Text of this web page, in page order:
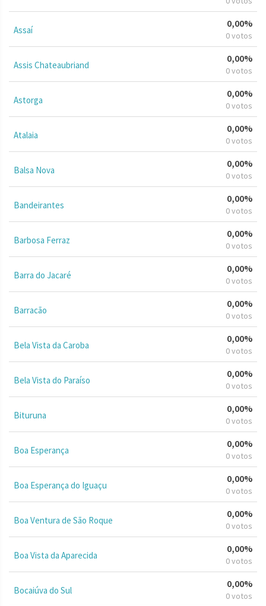
Assaí
0,00%
0 votos
Assis Chateaubriand
0,00%
0 votos
Astorga
0,00%
0 votos
Atalaia
0,00%
0 votos
Balsa Nova
0,00%
0 votos
Bandeirantes
0,00%
0 votos
Barbosa Ferraz
0,00%
0 votos
Barra do Jacaré
0,00%
0 votos
Barracão
0,00%
0 votos
Bela Vista da Caroba
0,00%
0 votos
Bela Vista do Paraíso
0,00%
0 votos
Bituruna
0,00%
0 votos
Boa Esperança
0,00%
0 votos
Boa Esperança do Iguaçu
0,00%
0 votos
Boa Ventura de São Roque
0,00%
0 votos
Boa Vista da Aparecida
0,00%
0 votos
Bocaiúva do Sul
0,00%
0 votos